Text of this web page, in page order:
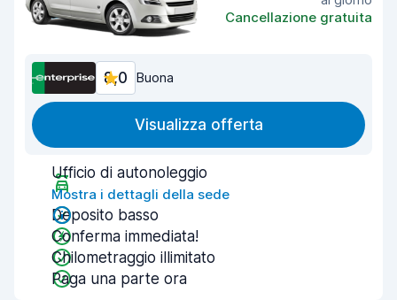
Cancellazione gratuita
8,0 Buona
Visualizza offerta
Ufficio di autonoleggio
Mostra i dettagli della sede
Deposito basso
Conferma immediata!
Chilometraggio illimitato
Paga una parte ora